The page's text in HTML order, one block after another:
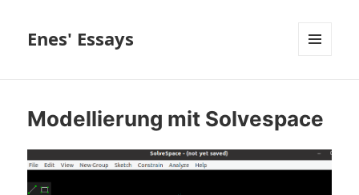
Enes' Essays
Modellierung mit Solvespace